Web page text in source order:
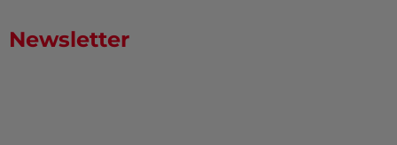
Newsletter